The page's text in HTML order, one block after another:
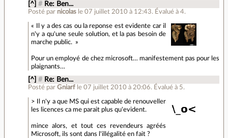
[^] # Re: Ben...
Posté par nicolas le 07 juillet 2010 à 12:43. Évalué à4.
« Il y a des cas ou la reponse est evidente car il
n'y a qu'une seule solution, et la pas besoin de
marche public. »
Pour un employé de chez microsoft… manifestement pas pour les
plaignants…
[^] # Re: Ben...
Posté parGniarf le 07 juillet 2010 à 20:06. Évalué à 5.
> Il n'y a que MS qui est capable de renouveller
les licences ca me parait plus qu'evident.
mince alors, et tout ces revendeurs agréés
Microsoft, ils sont dans l'illégalité en fait ?